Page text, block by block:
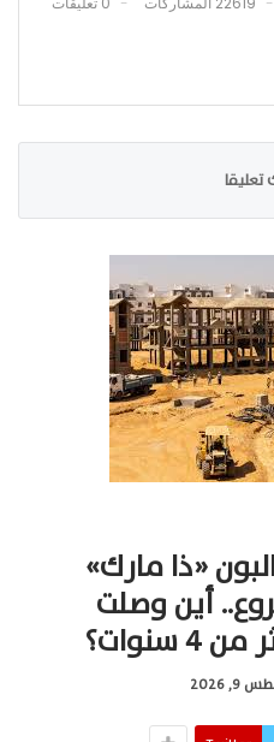
تعليقا
1» يطالبون «ذا مارك»
أين وصلت
2026